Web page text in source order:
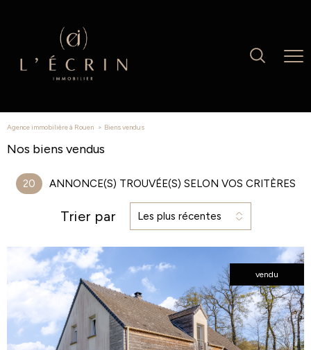
Agence immobilière à Rouen biens vendus
Nos biens vendus
20 ANNONCE(S) TROUVÉE(S) SELON VOS CRITÈRES
Trier par Les plus récentes
vendu
voir le